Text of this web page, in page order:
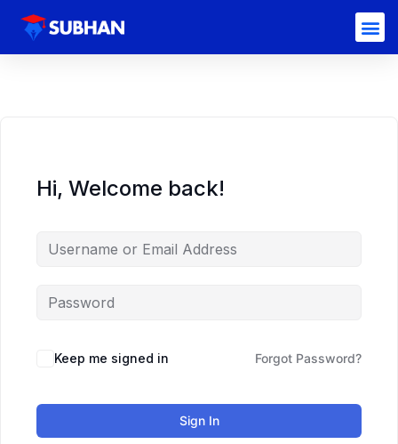
Hi, Welcome back!
Keep me signed in Forgot Password?
Sign In